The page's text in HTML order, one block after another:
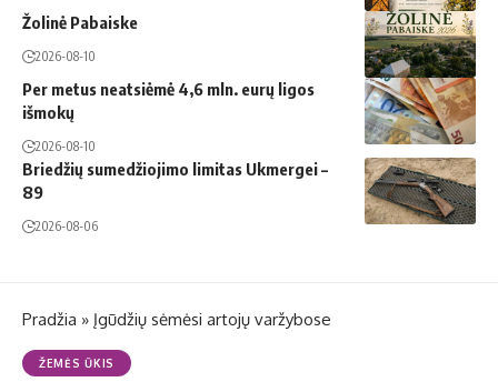
Žolinė Pabaiske
2026-08-10
Per metus neatsiėmė 4,6 mln. eurų ligos
išmokų
2026-08-10
Briedžių sumedžiojimo limitas Ukmergei –
89
2026-08-06
Pradžia » Įgūdžių sėmėsi artojų varžybose
ŽEMĖS ŪKIS